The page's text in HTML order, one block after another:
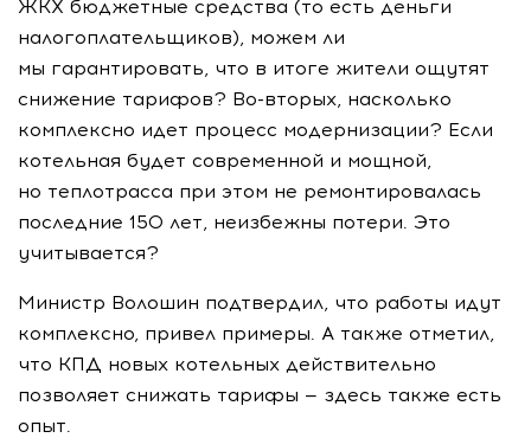
ЖКХ бюджетные средства (то есть деньги
налогоплательщиков), можем ли
мы гарантировать, что в итоге жители ощутят
снижение тарифов? Во-вторых, насколько
комплексно идет процесс модернизации? Если
котельная будет современной и мощной,
но теплотрасса при этом не ремонтировалась
последние 150 лет, неизбежны потери. Это
учитывается?
Министр Волошин подтвердил, что работы идут
комплексно, привел примеры. А также отметил,
что КПД новых котельных действительно
позволяет снижать тарифы — здесь также есть
опыт.